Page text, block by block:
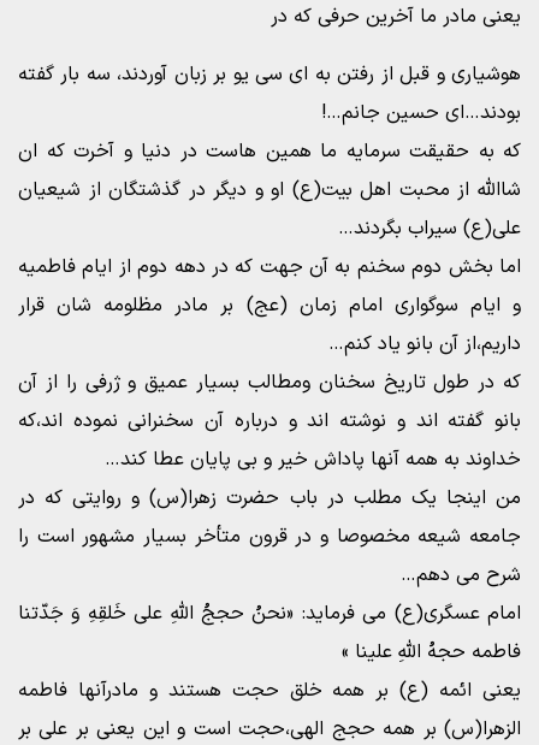
یعنی مادر ما آخرین حرفی که در
هوشیاری و قبل از رفتن به ای سی یو بر زبان آوردند، سه بار گفته
بودند…ای حسین جانم…!
که به حقیقت سرمایه ما همین هاست در دنیا و آخرت که ان
شاالله از محبت اهل بیت(ع) او و دیگر در گذشتگان از شیعیان
علی(ع) سیراب بگردند…
اما بخش دوم سخنم به آن جهت که در دهه دوم از ایام فاطمیه
و ایام سوگواری امام زمان (عج) بر مادر مظلومه شان قرار
داریم،از آن بانو یاد کنم…
که در طول تاریخ سخنان ومطالب بسیار عمیق و ژرفی را از آن
بانو گفته اند و نوشته اند و درباره آن سخنرانی نموده اند،که
خداوند به همه آنها پاداش خیر و بی پایان عطا کند…
من اینجا یک مطلب در باب حضرت زهرا(س) و روایتی که در
جامعه شیعه مخصوصا و در قرون متأخر بسیار مشهور است را
شرح می دهم…
امام عسگری(ع) می فرماید: «نحنُ حججُ اللهِ علی خَلقِهِ وَ جَدّتنا
فاطمه حجهُ اللهِ علینا »
یعنی ائمه (ع) بر همه خلق حجت هستند و مادرآنها فاطمه
الزهرا(س) بر همه حجج الهی،حجت است و این یعنی بر علی بر